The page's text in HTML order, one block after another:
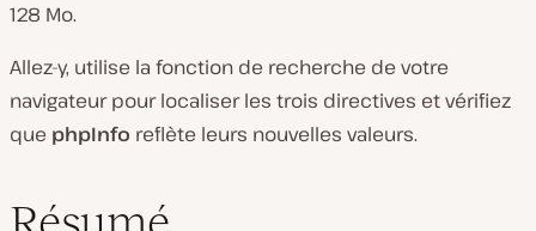
128 Mo.
Allez-y, utilise la fonction de recherche de votre
navigateur pour localiser les trois directives et vérifiez
que phpInfo reflète leurs nouvelles valeurs.